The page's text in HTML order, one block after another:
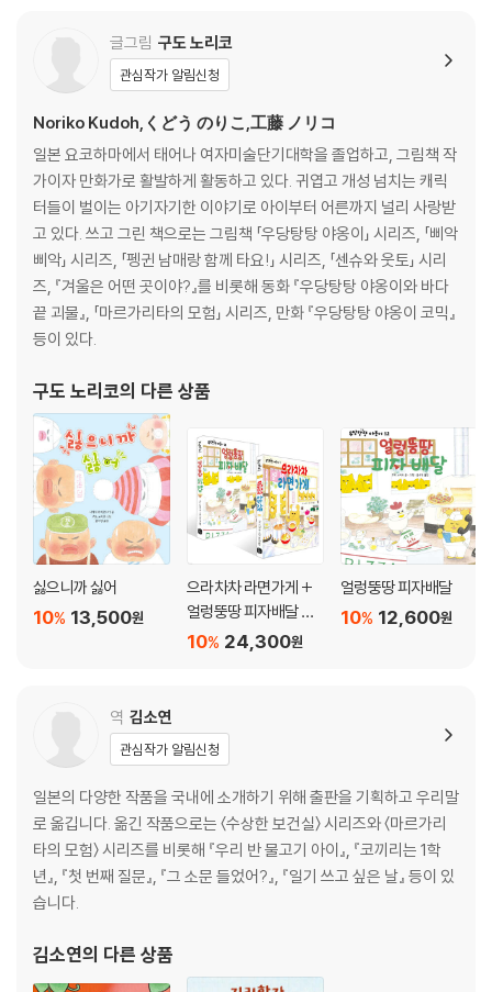
글그림 구도 노리코
관심작가 알림신청
Noriko Kudoh,くどう のりこ,工藤 ノリコ
일본 요코하마에서 태어나 여자미술단기대학을 졸업하고, 그림책 작
가이자 만화가로 활발하게 활동하고 있다. 귀엽고 개성 넘치는 캐릭
터들이 벌이는 아기자기한 이야기로 아이부터 어른까지 널리 사랑받
고 있다. 쓰고 그린 책으로는 그림책 「우당탕탕 야옹이」 시리즈, 「삐악
삐악」 시리즈, 「펭귄 남매랑 함께 타요!」 시리즈, 「센슈와 웃토」 시리
즈, 『겨울은 어떤 곳이야?』를 비롯해 동화 『우당탕탕 야옹이와 바다
끝 괴물』, 「마르가리타의 모험」 시리즈, 만화 『우당탕탕 야옹이 코믹』
등이 있다.
구도 노리코의 다른 상품
싫으니까 싫어
13,500원
10%
으라차차 라면가게 +
얼렁뚱땅 피자배달 세
트
24,300원
10%
얼렁뚱땅 피자배달
12,600원
10%
역 김소연
관심작가 알림신청
일본의 다양한 작품을 국내에 소개하기 위해 출판을 기획하고 우리말
로 옮깁니다. 옮긴 작품으로는 〈수상한 보건실〉 시리즈와 〈마르가리
타의 모험〉 시리즈를 비롯해 『우리 반 물고기 아이』, 『코끼리는 1학
년』, 『첫 번째 질문』, 『그 소문 들었어?』, 『일기 쓰고 싶은 날』 등이 있
습니다.
김소연의 다른 상품